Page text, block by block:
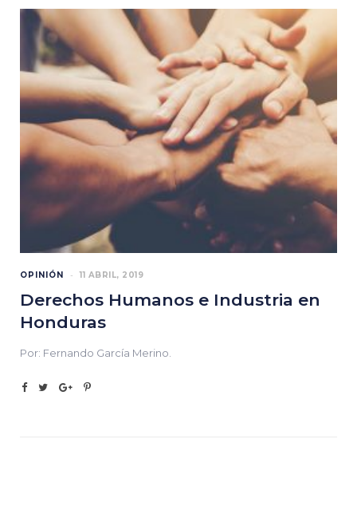
OPINIÓN 11 ABRIL, 2019
Derechos Humanos e Industria en
Honduras
Por: Fernando García Merino.